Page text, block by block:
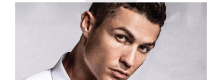
Cristiano Ronaldo najbogatiji fudbaler u istoriji
Zvezde